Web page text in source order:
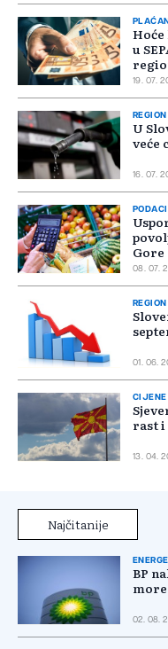
u
19. 07.
REGION
U
veće
16. 07.
Gore
08. 07.
REGION
01. 06.
CIJENE
rast i
13. 04.
Najčitanije
BP
02. 08.